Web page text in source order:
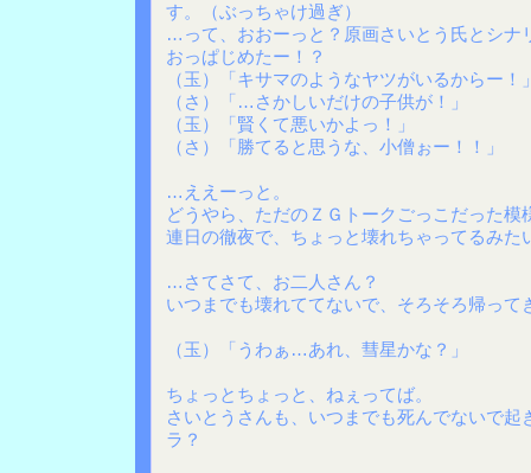
す。（ぶっちゃけ過ぎ）
…って、おおーっと？原画さいとう氏とシナ
おっぱじめたー！？
（玉）「キサマのようなヤツがいるからー！
（さ）「…さかしいだけの子供が！」
（玉）「賢くて悪いかよっ！」
（さ）「勝てると思うな、小僧ぉー！！」
…ええーっと。
どうやら、ただのＺＧトークごっこだった模
連日の徹夜で、ちょっと壊れちゃってるみた
…さてさて、お二人さん？
いつまでも壊れててないで、そろそろ帰って
（玉）「うわぁ…あれ、彗星かな？」
ちょっとちょっと、ねぇってば。
さいとうさんも、いつまでも死んでないで起
ラ？